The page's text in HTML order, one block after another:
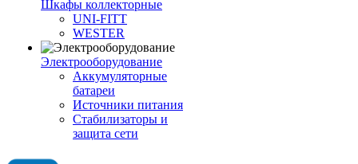
Шкафы коллекторные
UNI-FITT
WESTER
Электрооборудование
Аккумуляторные
батареи
Источники питания
Стабилизаторы и
защита сети